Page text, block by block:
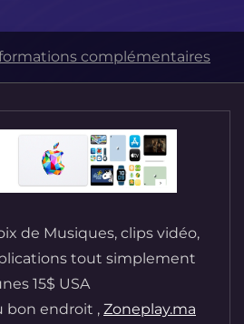
complémentaires
de Musiques, clips vidéo,
tout simplement
15$ USA
bon endroit , Zoneplay.ma